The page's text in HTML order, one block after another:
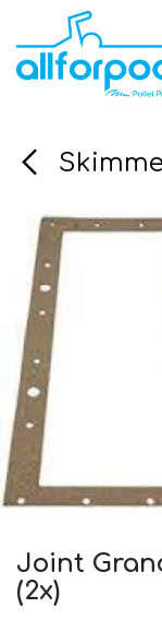
Se rendre au
Joint
(2x)